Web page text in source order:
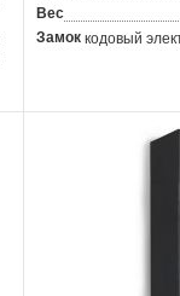
Вес
Замоккодовый